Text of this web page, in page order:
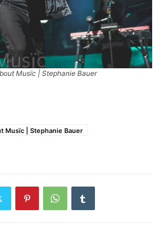
Musïc | Stephanie Bauer
Musïc | Stephanie Bauer